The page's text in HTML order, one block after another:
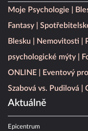
Moje Psychologie
Fantasy
Blesku
Nemovitosti
psychologické mýty
ONLINE
Eventový
Szabová vs. Pudilová
Aktuálně
Epicentrum